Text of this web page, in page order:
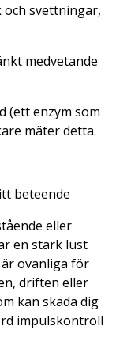
svettningar,
medvetande
(ett enzym som
mäter detta.
beteende
eller
en stark lust
ovanliga för
driften eller
kan skada dig
impulskontroll